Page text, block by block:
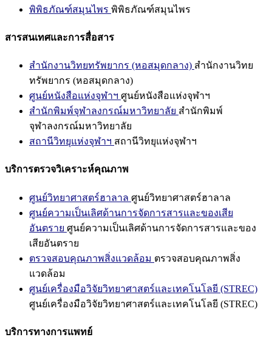
พิพิธภัณฑ์สมุนไพร พิพิธภัณฑ์สมุนไพร
สารสนเทศและการสื่อสาร
สำนักงานวิทยทรัพยากร (หอสมุดกลาง) สำนักงานวิทย
ทรัพยากร (หอสมุดกลาง)
ศูนย์หนังสือแห่งจุฬาฯ ศูนย์หนังสือแห่งจุฬาฯ
สำนักพิมพ์จุฬาลงกรณ์มหาวิทยาลัย สำนักพิมพ์
จุฬาลงกรณ์มหาวิทยาลัย
สถานีวิทยุแห่งจุฬาฯ สถานีวิทยุแห่งจุฬาฯ
บริการตรวจวิเคราะห์คุณภาพ
ศูนย์วิทยาศาสตร์ฮาลาล ศูนย์วิทยาศาสตร์ฮาลาล
ศูนย์ความเป็นเลิศด้านการจัดการสารและของเสีย
อันตราย ศูนย์ความเป็นเลิศด้านการจัดการสารและของ
เสียอันตราย
ตรวจสอบคุณภาพสิ่งแวดล้อม ตรวจสอบคุณภาพสิ่ง
แวดล้อม
ศูนย์เครื่องมือวิจัยวิทยาศาสตร์และเทคโนโลยี (STREC)
ศูนย์เครื่องมือวิจัยวิทยาศาสตร์และเทคโนโลยี (STREC)
บริการทางการแพทย์